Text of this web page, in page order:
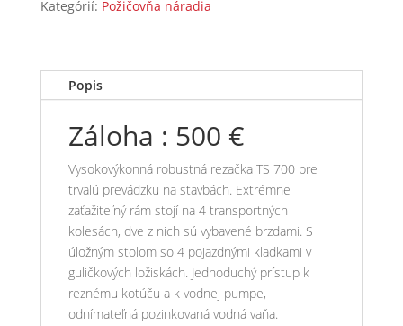
Kategórií: Požičovňa náradia
Popis
Záloha : 500 €
Vysokovýkonná robustná rezačka TS 700 pre
trvalú prevádzku na stavbách. Extrémne
zaťažiteľný rám stojí na 4 transportných
kolesách, dve z nich sú vybavené brzdami. S
úložným stolom so 4 pojazdnými kladkami v
guličkových ložiskách. Jednoduchý prístup k
reznému kotúču a k vodnej pumpe,
odnímateľná pozinkovaná vodná vaňa.